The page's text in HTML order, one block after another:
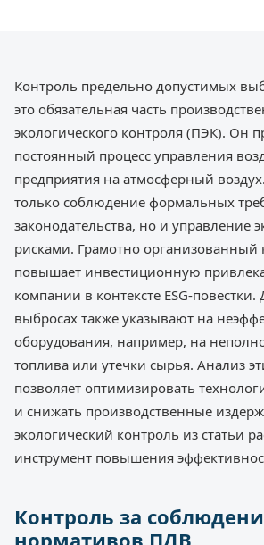
Контроль предельно допустимых
это обязательная часть
экологического контроля (ПЭК). Он
постоянный процесс управления
предприятия на атмосферный
только соблюдение формальных
законодательства, но и управление
рисками. Грамотно организованный
повышает инвестиционную
компании в контексте ESG-
выбросах также указывают на
оборудования, например, на
топлива или утечки сырья. Анализ
позволяет оптимизировать
и снижать производственные
экологический контроль из статьи
инструмент повышения
Контроль за